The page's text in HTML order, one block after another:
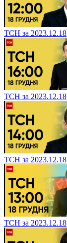
ТСН за 2023.12.18
ТСН за 2023.12.18
ТСН за 2023.12.18
ТСН за 2023.12.18